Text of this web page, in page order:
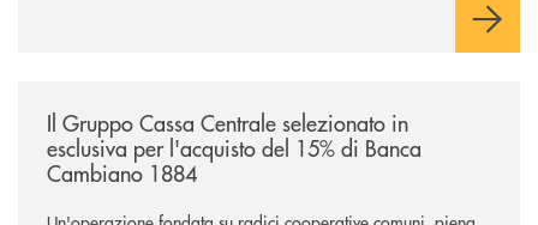
Il Gruppo Cassa Centrale selezionato in
esclusiva per l'acquisto del 15% di Banca
Cambiano 1884